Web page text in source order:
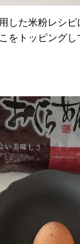
た米粉レシピ
をトッピング